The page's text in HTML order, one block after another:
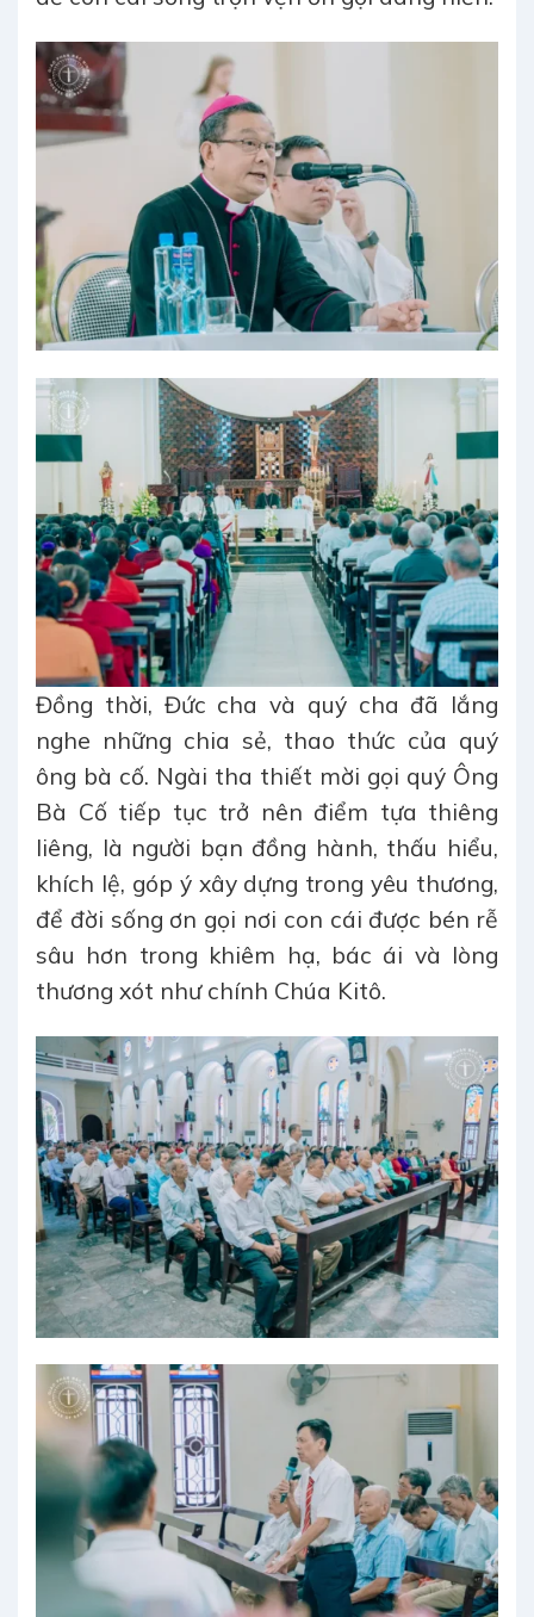
Đồng thời, Đức cha và quý cha đã lắng
nghe những chia sẻ, thao thức của quý
ông bà cố. Ngài tha thiết mời gọi quý Ông
Bà Cố tiếp tục trở nên điểm tựa thiêng
liêng, là người bạn đồng hành, thấu hiểu,
khích lệ, góp ý xây dựng trong yêu thương,
để đời sống ơn gọi nơi con cái được bén rễ
sâu hơn trong khiêm hạ, bác ái và lòng
thương xót như chính Chúa Kitô.